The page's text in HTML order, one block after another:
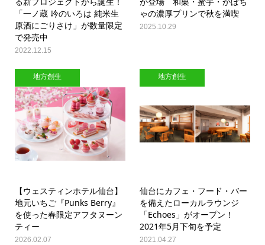
「一ノ蔵 吟のいろは 純米生
原酒にごりさけ」が数量限定
で発売中
2022.12.15
ゃの濃厚プリンで秋を満喫
2025.10.29
地方創生
【ウェスティンホテル仙台】
地元いちご『Punks Berry』
を使った春限定アフタヌーン
ティー
2026.02.07
地方創生
仙台にカフェ・フード・バー
を備えたローカルラウンジ
「Echoes」がオープン！
2021年5月下旬を予定
2021.04.27